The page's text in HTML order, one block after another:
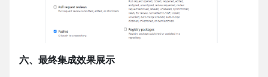
六、最终集成效果展示